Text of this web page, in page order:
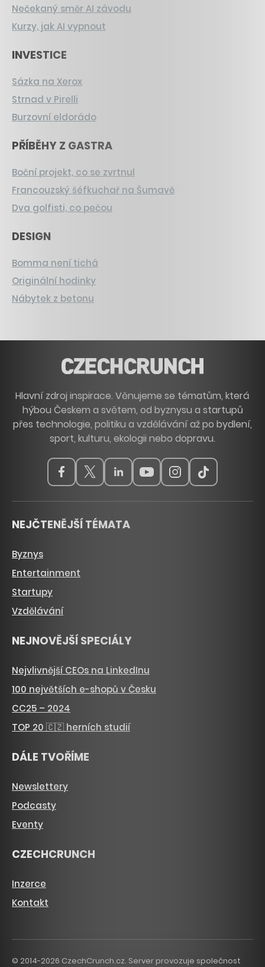
Nečekaný směr AI závodu
Kurzy, jak AI vypnout
INVESTICE
Sázka na Xerox
Strnad v Pirelli
Burzovní eldorádo
PŘÍBĚHY Z GASTRA
Boční projekt, co se zvrtnul
Francouzský šéfkuchař na Šumavě
Dva golfisti, co pečou
DESIGN
Bomma není tichá
Originální hodinky
Nábytek z betonu
Hlavní zdroj inspirace. Věnujeme se tématům, která
hýbou Českem a světem, od byznysu a startupů
přes technologie, politiku a vzdělávání až po bydlení,
sport, kulturu, ekologii nebo dopravu.
NEJČTENĚJŠÍ TÉMATA
Byznys
Entertainment
Startupy
Vzdělávání
NEJNOVĚJŠÍ SPECIÁLY
Nejvlivnější CEOs na LinkedInu
100 největších e-shopů v Česku
CC25 – 2024
TOP 20 🇨🇿 herních studií
DÁLE TVOŘÍME
Newslettery
Podcasty
Eventy
CZECHCRUNCH
Inzerce
Kontakt
© 2014-2026 CzechCrunch.cz. Server provozuje společnost